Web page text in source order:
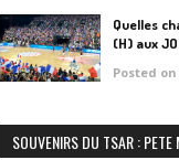
Quelles
(H) aux
Posted
SOUVENIRS DU TSAR : PETE